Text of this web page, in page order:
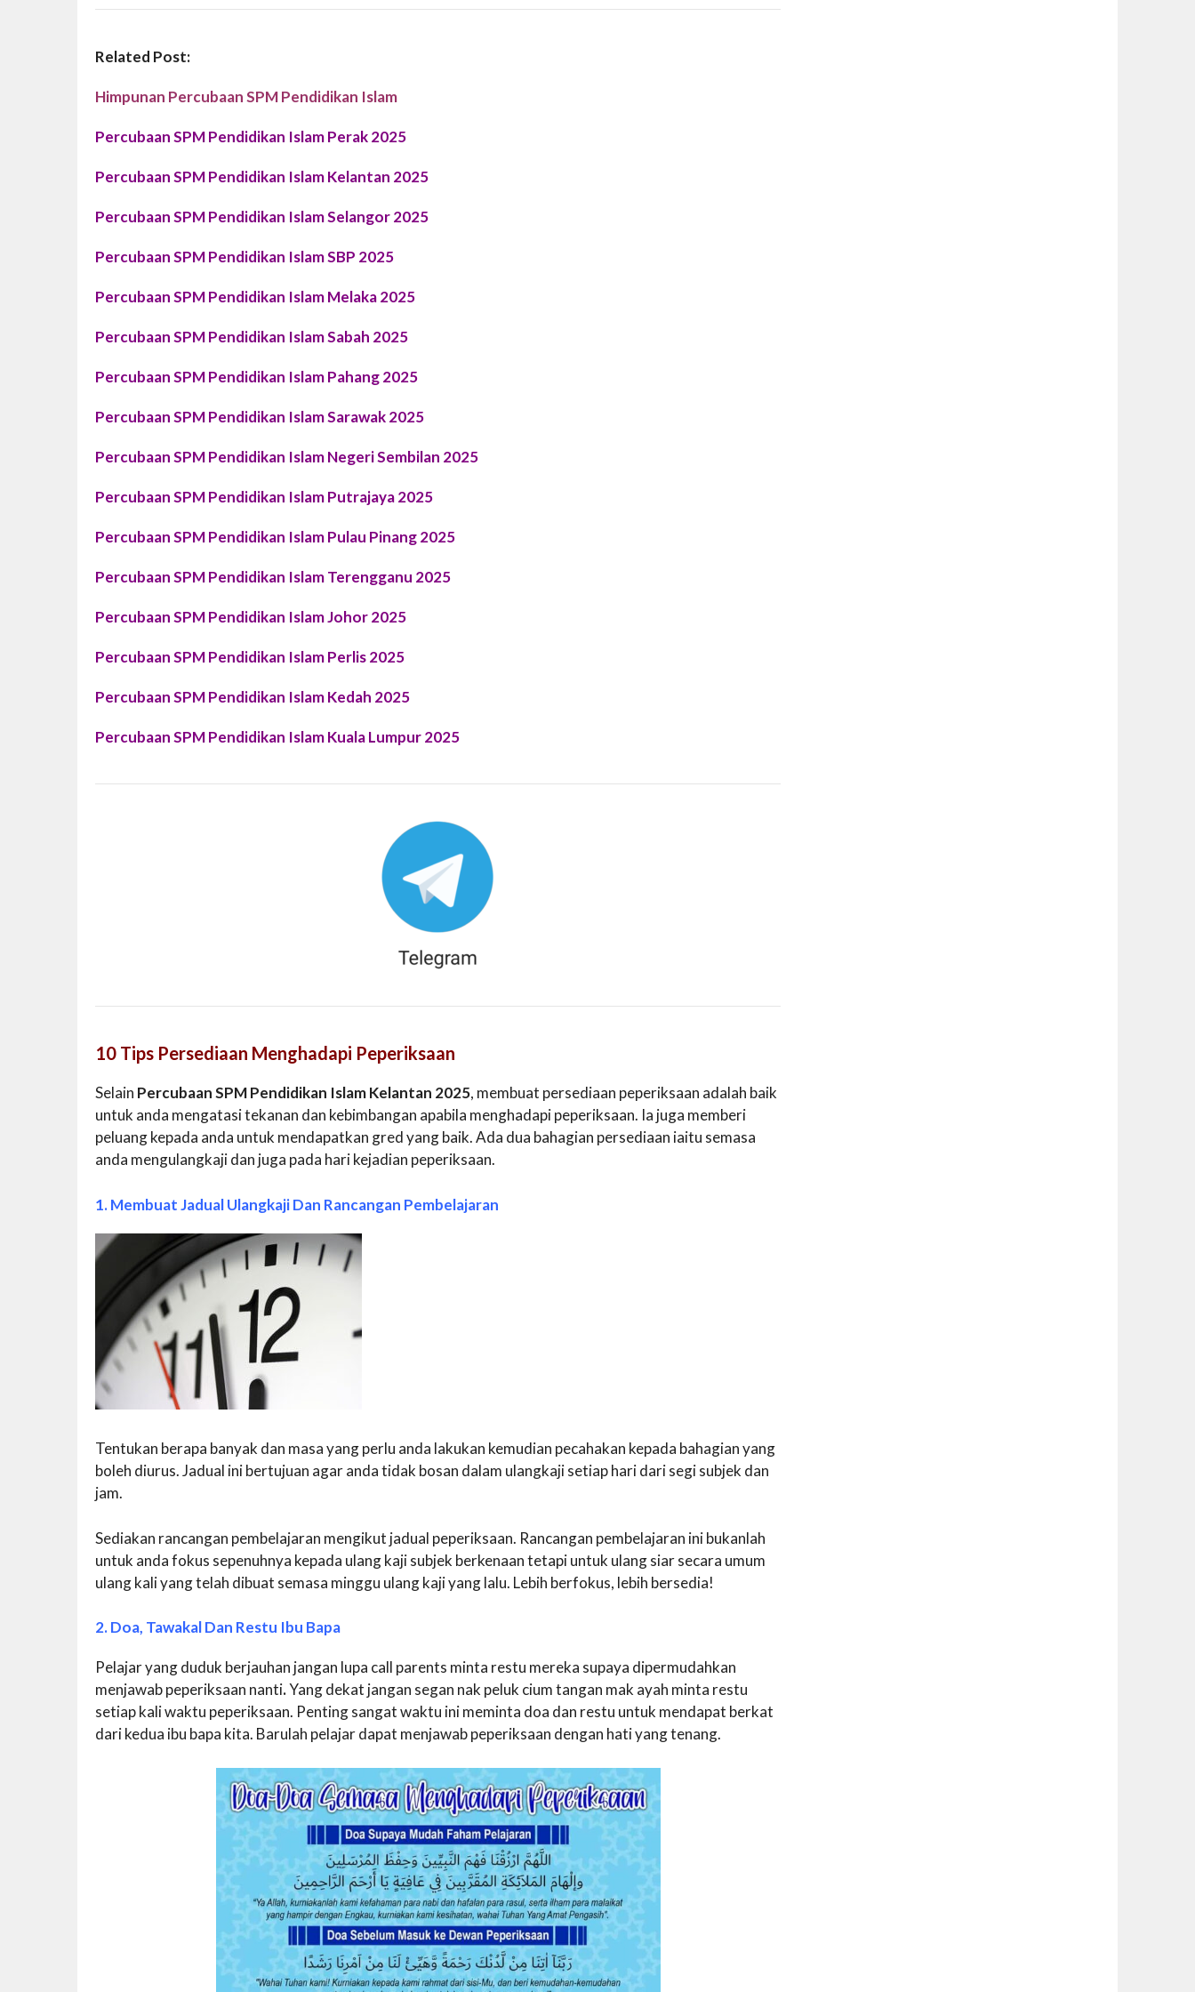
Related Post:
Himpunan Percubaan SPM Pendidikan Islam
Percubaan SPM Pendidikan Islam Perak 2025
Percubaan SPM Pendidikan Islam Kelantan 2025
Percubaan SPM Pendidikan Islam Selangor 2025
Percubaan SPM Pendidikan Islam SBP 2025
Percubaan SPM Pendidikan Islam Melaka 2025
Percubaan SPM Pendidikan Islam Sabah 2025
Percubaan SPM Pendidikan Islam Pahang 2025
Percubaan SPM Pendidikan Islam Sarawak 2025
Percubaan SPM Pendidikan Islam Negeri Sembilan 2025
Percubaan SPM Pendidikan Islam Putrajaya 2025
Percubaan SPM Pendidikan Islam Pulau Pinang 2025
Percubaan SPM Pendidikan Islam Terengganu 2025
Percubaan SPM Pendidikan Islam Johor 2025
Percubaan SPM Pendidikan Islam Perlis 2025
Percubaan SPM Pendidikan Islam Kedah 2025
Percubaan SPM Pendidikan Islam Kuala Lumpur 2025
10 Tips Persediaan Menghadapi Peperiksaan
Selain Percubaan SPM Pendidikan Islam Kelantan 2025, membuat persediaan peperiksaan adalah baik
untuk anda mengatasi tekanan dan kebimbangan apabila menghadapi peperiksaan. Ia juga memberi
peluang kepada anda untuk mendapatkan gred yang baik. Ada dua bahagian persediaan iaitu semasa
anda mengulangkaji dan juga pada hari kejadian peperiksaan.
1. Membuat Jadual Ulangkaji Dan Rancangan Pembelajaran
Tentukan berapa banyak dan masa yang perlu anda lakukan kemudian pecahakan kepada bahagian yang
boleh diurus. Jadual ini bertujuan agar anda tidak bosan dalam ulangkaji setiap hari dari segi subjek dan
jam.
Sediakan rancangan pembelajaran mengikut jadual peperiksaan. Rancangan pembelajaran ini bukanlah
untuk anda fokus sepenuhnya kepada ulang kaji subjek berkenaan tetapi untuk ulang siar secara umum
ulang kali yang telah dibuat semasa minggu ulang kaji yang lalu. Lebih berfokus, lebih bersedia!
2. Doa, Tawakal Dan Restu Ibu Bapa
Pelajar yang duduk berjauhan jangan lupa call parents minta restu mereka supaya dipermudahkan
menjawab peperiksaan nanti.Yang dekat jangan segan nak peluk cium tangan mak ayah minta restu
setiap kali waktu peperiksaan. Penting sangat waktu ini meminta doa dan restu untuk mendapat berkat
dari kedua ibu bapa kita. Barulah pelajar dapat menjawab peperiksaan dengan hati yang tenang.